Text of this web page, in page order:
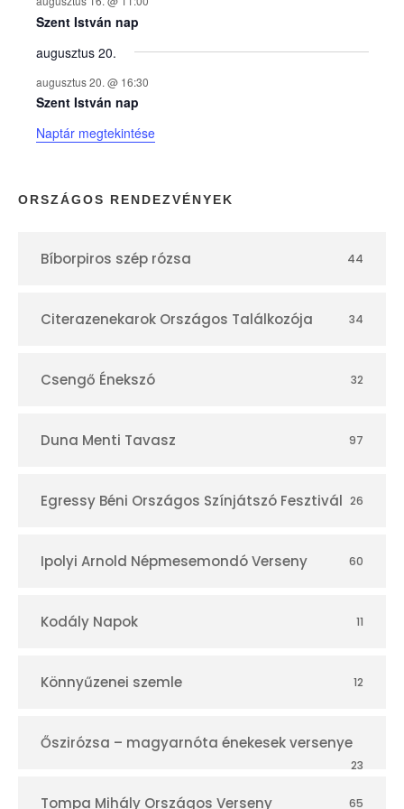
e
k
n
a
p
r
Szent István nap
augusztus 20.
augusztus 20. @ 16:30
Szent István nap
Naptár megtekintése
ORSZÁGOS RENDEZVÉNYEK
Bíborpiros szép rózsa 44
Citerazenekarok Országos Találkozója 34
Csengő Énekszó 32
Duna Menti Tavasz 97
Egressy Béni Országos Színjátszó Fesztivál 26
Ipolyi Arnold Népmesemondó Verseny 60
Kodály Napok 11
Könnyűzenei szemle 12
Őszirózsa – magyarnóta énekesek versenye
23
Tompa Mihály Országos Verseny 65